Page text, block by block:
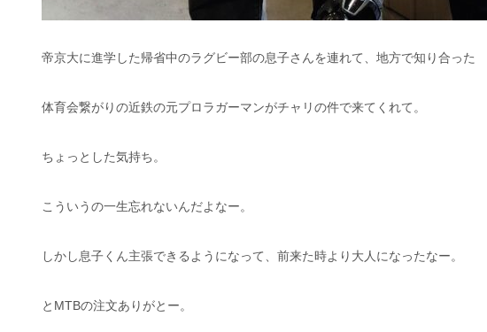
帝京大に進学した帰省中のラグビー部の息子さんを連れて、地方で知り合った
体育会繋がりの近鉄の元プロラガーマンがチャリの件で来てくれて。
ちょっとした気持ち。
こういうの一生忘れないんだよなー。
しかし息子くん主張できるようになって、前来た時より大人になったなー。
とMTBの注文ありがとー。